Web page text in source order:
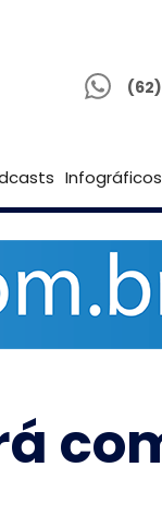
Goiânia
Infográficos